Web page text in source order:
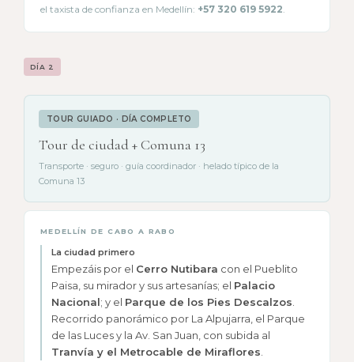
el taxista de confianza en Medellín: +57 320 619 5922.
DÍA 2
TOUR GUIADO · DÍA COMPLETO
Tour de ciudad + Comuna 13
Transporte · seguro · guía coordinador · helado típico de la
Comuna 13
MEDELLÍN DE CABO A RABO
La ciudad primero
Empezáis por el Cerro Nutibara con el Pueblito
Paisa, su mirador y sus artesanías; el Palacio
Nacional; y el Parque de los Pies Descalzos
Recorrido panorámico por La Alpujarra, el Parque
de las Luces y la Av. San Juan, con subida al
Tranvía y el Metrocable de Miraflores